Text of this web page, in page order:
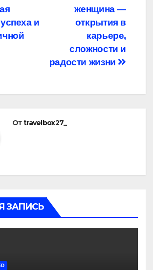
женщина —
открытия в
карьере,
сложности и
радости жизни
и
Отtravelbox27_
ЗАПИСЬ